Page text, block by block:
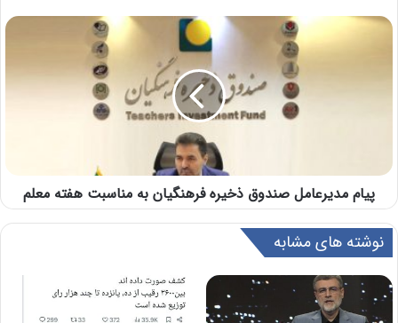
پیام مدیرعامل صندوق ذخیره فرهنگیان به مناسبت هفته معلم
نوشته های مشابه